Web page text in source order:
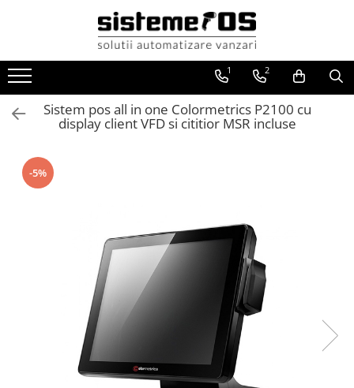
Toate Produsele
Case marcat fiscale
Sisteme POS All in One
Cantare electronice
Cantare cu etichetare
Cantare Numaratoare
Cantare platforma
Cantare precizie
Cantare verificare
Procesare numerar
Masini numarat banii
1 2
Sistem pos all in one Colormetrics P2100 cu
display client VFD si cititior MSR incluse
-5%